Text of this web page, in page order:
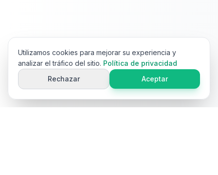
Utilizamos cookies para mejorar su experiencia y
analizar el tráfico del sitio. Política de privacidad
Rechazar
Aceptar